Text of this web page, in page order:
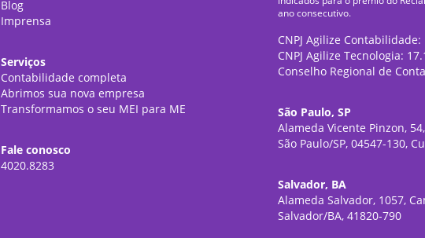
Blog
Imprensa
Serviços
Contabilidade completa
Abrimos sua nova empresa
Transformamos o seu MEI para ME
Fale conosco
4020.8283
ano consecutivo.
CNPJ Agilize
CNPJ Agilize Tecnologia:
Conselho Regional de
São Paulo, SP
Alameda Vicente Pinzon,
São Paulo/SP, 04547-130,
Salvador, BA
Alameda Salvador, 1057,
Salvador/BA, 41820-790